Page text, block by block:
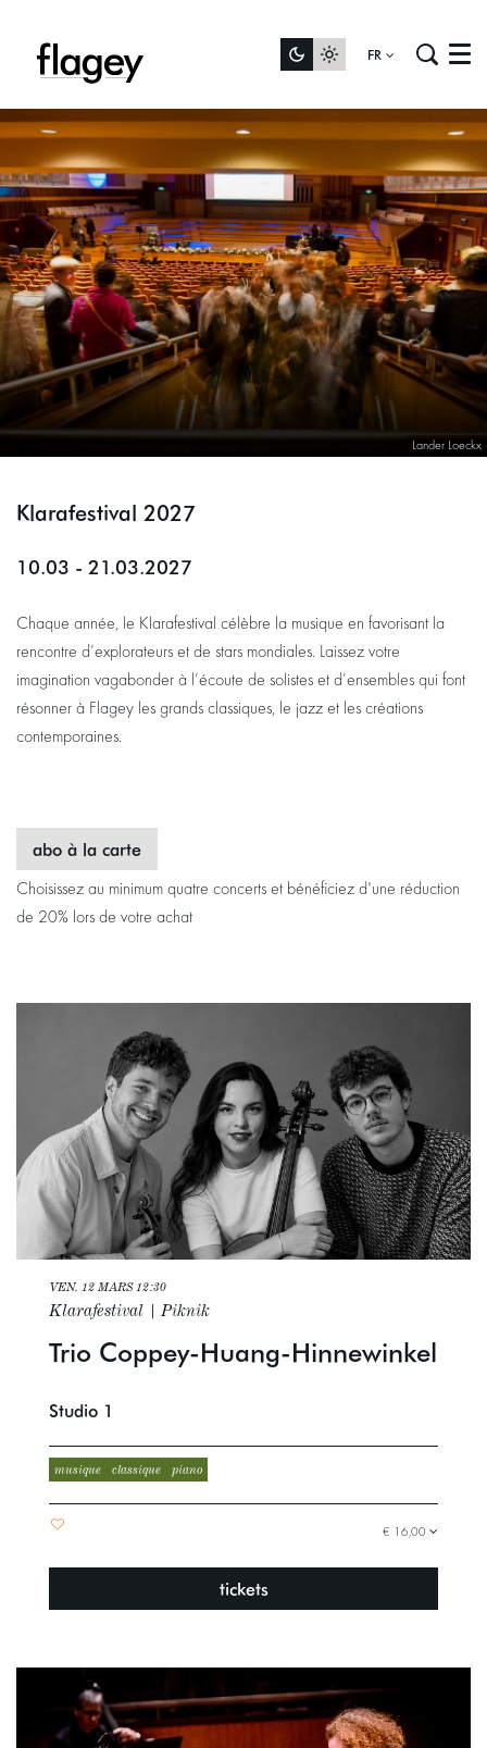
FR Menu
Lander Loeckx
Klarafestival 2027
10.03 - 21.03.2027
Chaque année, le Klarafestival célèbre la musique en favorisant la
rencontre d’explorateurs et de stars mondiales. Laissez votre
imagination vagabonder à l’écoute de solistes et d’ensembles qui font
résonner à Flagey les grands classiques, le jazz et les créations
contemporaines.
abo à la carte
Choisissez au minimum quatre concerts et bénéficiez d'une réduction
de 20% lors de votre achat
Trio Coppey-Huang-Hinnewinkel
Klarafestival | Piknik
VEN. 12 MARS 12:30
Studio 1
musique classique piano
€ 16,00
tickets